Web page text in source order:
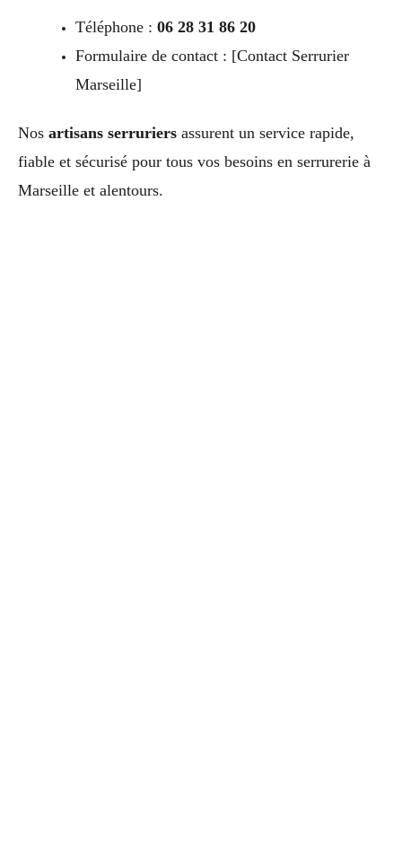
Téléphone : 06 28 31 86 20
Formulaire de contact : [Contact Serrurier
Marseille]
Nos artisans serruriers assurent un service rapide,
fiable et sécurisé pour tous vos besoins en serrurerie à
Marseille et alentours.